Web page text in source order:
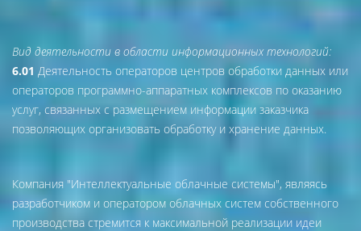
Вид деятельности в области информационных технологий:
6.01 Деятельность операторов центров обработки данных или
операторов программно-аппаратных комплексов по оказанию
услуг, связанных с размещением информации заказчика
позволяющих организовать обработку и хранение данных.
Компания "Интеллектуальные облачные системы", являясь
разработчиком и оператором облачных систем собственного
производства стремится к максимальной реализации идеи